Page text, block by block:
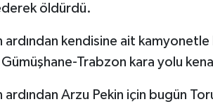
öldürdü.
ardından kendisine ait
Trabzon kara yolu
ardından Arzu Pekin için bugün